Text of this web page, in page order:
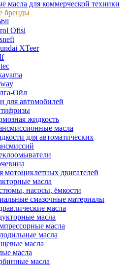
масла для коммерческой техники
бренды
Ofisi
XTeer
Ойл
для автомобилей
жидкость
масла
для автоматических
мотоциклетных двигателей
масла
насосы, ёмкости
смазочные материалы
масла
масла
масла
масла
масла
масла
масла